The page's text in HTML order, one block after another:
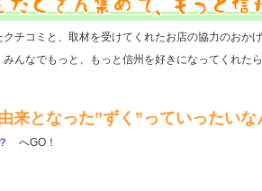
チコミと、取材を受けてくれたお店の協力のおか
んなでもっと、もっと信州を好きになってくれた
来となった”ずく”っていったいな
へGO！